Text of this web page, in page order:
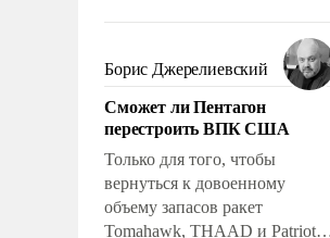
сложна и амбициозна. Однако
и ее реализация радикально
поднимет наши боевые
возможности.
Борис Джерелиевский
Сможет ли Пентагон
перестроить ВПК США
Только для того, чтобы
вернуться к довоенному
объему запасов ракет
Tomahawk, THAAD и Patriot